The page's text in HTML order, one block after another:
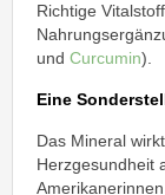
Richtige
und Curcumin).
Eine
Das Mineral
Herzgesundheit